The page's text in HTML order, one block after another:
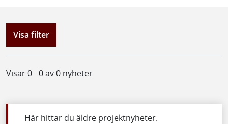
Visa filter
Visar 0 - 0 av 0 nyheter
Här hittar du äldre projektnyheter.